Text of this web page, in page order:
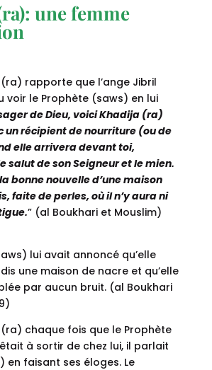
une femme
rapporte que l’ange Jibril
voir le Prophète (saws) en lui
de Dieu, voici Khadija (ra)
un récipient de nourriture (ou de
elle arrivera devant toi,
salut de son Seigneur et le mien.
bonne nouvelle d’une maison
faite de perles, où il n’y aura ni
” (al Boukhari et Mouslim)
lui avait annoncé qu’elle
une maison de nacre et qu’elle
par aucun bruit. (al Boukhari
(ra) chaque fois que le Prophète
à sortir de chez lui, il parlait
en faisant ses éloges. Le